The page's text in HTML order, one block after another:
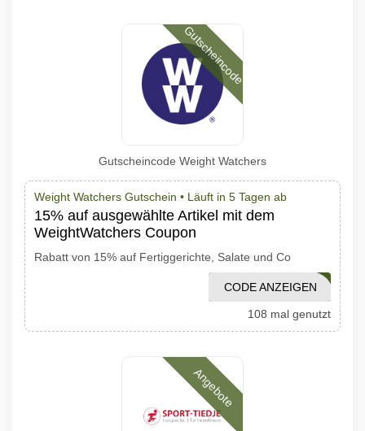
Gutscheincode
Gutscheincode Weight Watchers
Weight Watchers Gutschein • Läuft in 5 Tagen ab
15% auf ausgewählte Artikel mit dem
WeightWatchers Coupon
Rabatt von 15% auf Fertiggerichte, Salate und Co
COOL15
CODE ANZEIGEN
108 mal genutzt
Angebote